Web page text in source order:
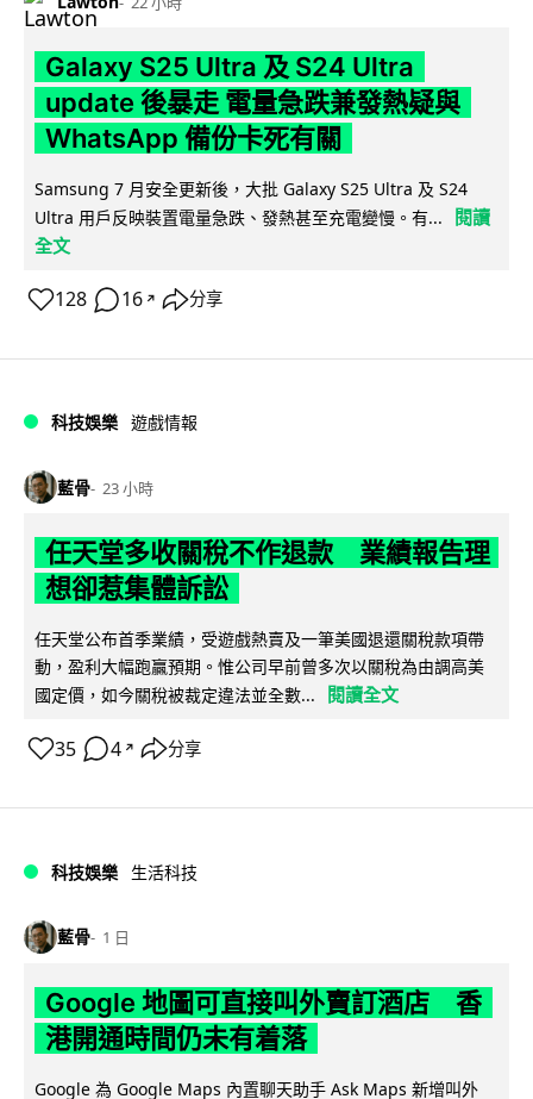
Galaxy S25 Ultra 及 S24 Ultra
update 後暴走 電量急跌兼發熱疑與
WhatsApp 備份卡死有關
Samsung 7 月安全更新後，大批 Galaxy S25 Ultra 及 S24
Ultra 用戶反映裝置電量急跌、發熱甚至充電變慢。有...
閱讀
全文
128 16 ↗ 分享
科技娛樂 遊戲情報
藍骨 23 小時
任天堂多收關稅不作退款 業績報告理
想卻惹集體訴訟
任天堂公布首季業績，受遊戲熱賣及一筆美國退還關稅款項帶
動，盈利大幅跑贏預期。惟公司早前曾多次以關稅為由調高美
國定價，如今關稅被裁定違法並全數...
閱讀全文
35 4 ↗ 分享
科技娛樂 生活科技
藍骨 1 日
Google 地圖可直接叫外賣訂酒店 香
港開通時間仍未有着落
Google 為 Google Maps 內置聊天助手 Ask Maps 新增叫外